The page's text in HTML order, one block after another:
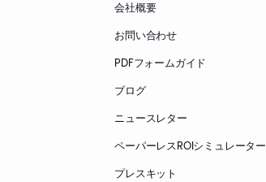
会社概要
お問い合わせ
PDFフォームガイド
ブログ
ニュースレター
ペーパーレスROIシミュレーター
プレスキット